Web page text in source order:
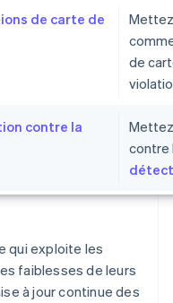
de carte de
de
contre la
contre
qui exploite les
faiblesses de leurs
à jour continue des